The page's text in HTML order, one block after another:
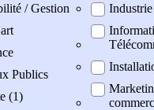
/ Gestion
Publics
(1)